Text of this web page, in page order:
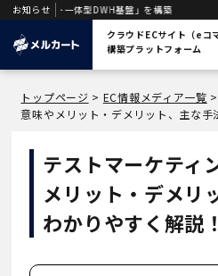
お知らせ
一体型DWH基盤」を構築
クラウドECサイト（eコ
構築プラットフォーム
トップページ > EC情報メディア一覧 >
意味やメリット・デメリット、主な手
テストマーケティ
メリット・デメリ
わかりやすく解説！